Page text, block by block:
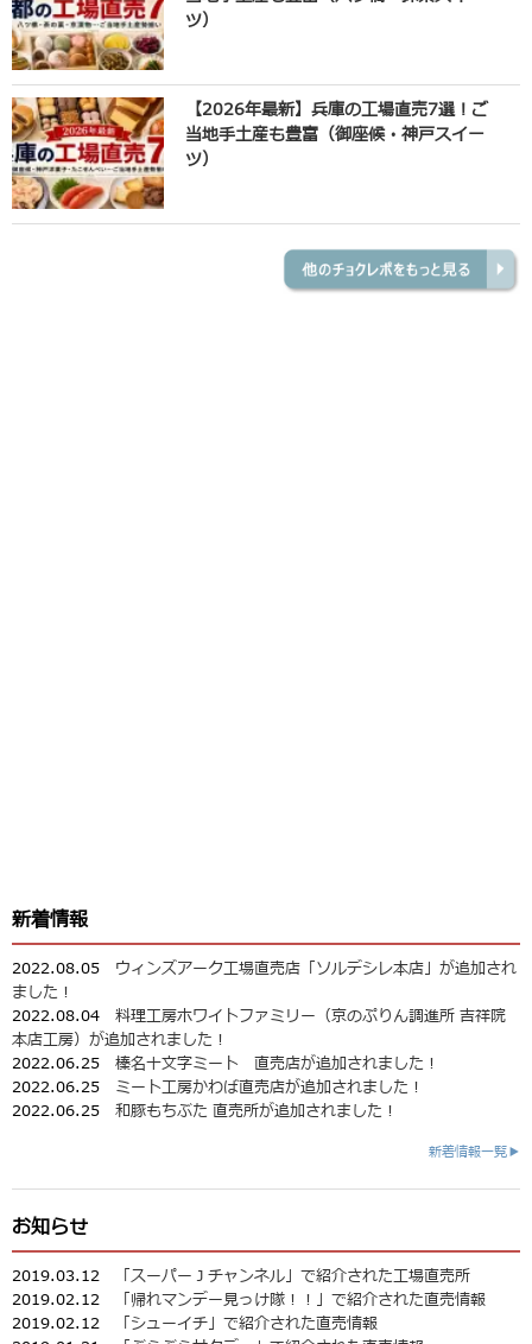
ツ）
【2026年最新】兵庫の工場直売7選！ご
当地手土産も豊富（御座候・神戸スイー
ツ）
新着情報
2022.08.05 ウィンズアーク工場直売店「ソルデシレ本店」が追加され
ました！
2022.08.04 料理工房ホワイトファミリー（京のぷりん調進所 吉祥院
本店工房）が追加されました！
2022.06.25 榛名十文字ミート 直売店が追加されました！
2022.06.25 ミート工房かわば直売店が追加されました！
2022.06.25 和豚もちぶた 直売所が追加されました！
新着情報一覧▶
お知らせ
2019.03.12
「スーパーＪチャンネル」で紹介された工場直売所
2019.02.12
「帰れマンデー見っけ隊！！」で紹介された直売情報
2019.02.12
「シューイチ」で紹介された直売情報